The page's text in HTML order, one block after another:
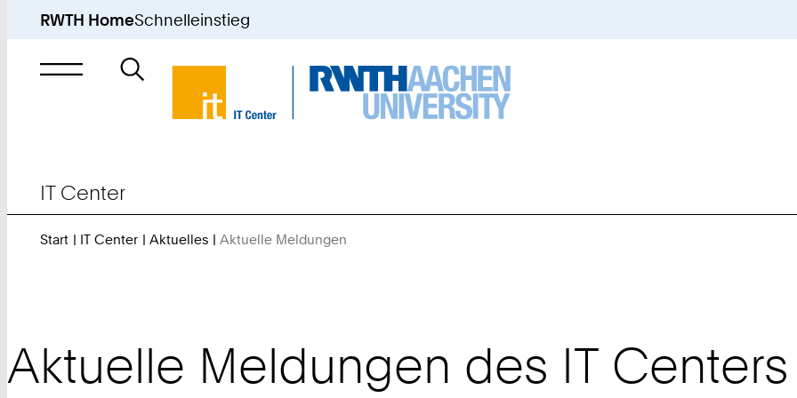
RWTH HomeSchnelleinstieg
Suche
nach
IT Center
Start IT Center Aktuelles Aktuelle Meldungen
Aktuelle Meldungen des IT Centers